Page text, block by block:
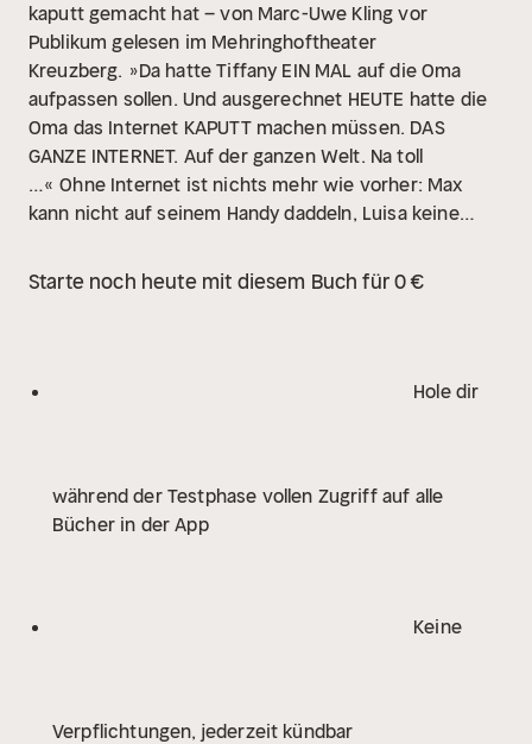
kaputt gemacht hat – von Marc-Uwe Kling vor
Publikum gelesen im Mehringhoftheater
Kreuzberg. »Da hatte Tiffany EIN MAL auf die Oma
aufpassen sollen. Und ausgerechnet HEUTE hatte die
Oma das Internet KAPUTT machen müssen. DAS
GANZE INTERNET. Auf der ganzen Welt. Na toll
…« Ohne Internet ist nichts mehr wie vorher: Max
kann nicht auf seinem Handy daddeln, Luisa keine
Mama und Papa kommen total früh nach Hause, denn
Vielleicht sogar deswegen?
Vom Autor der Känguru-
Starte noch heute mit diesem Buch für 0 €
Hole dir
während der Testphase vollen Zugriff auf alle
Bücher in der App
Keine
Verpflichtungen, jederzeit kündbar